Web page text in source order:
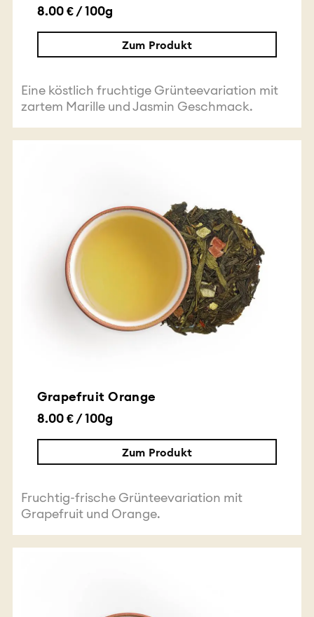
8.00 € / 100g
Zum Produkt
Eine köstlich fruchtige Grünteevariation mit
zartem Marille und Jasmin Geschmack.
Grapefruit Orange
8.00 € / 100g
Zum Produkt
Fruchtig-frische Grünteevariation mit
Grapefruit und Orange.